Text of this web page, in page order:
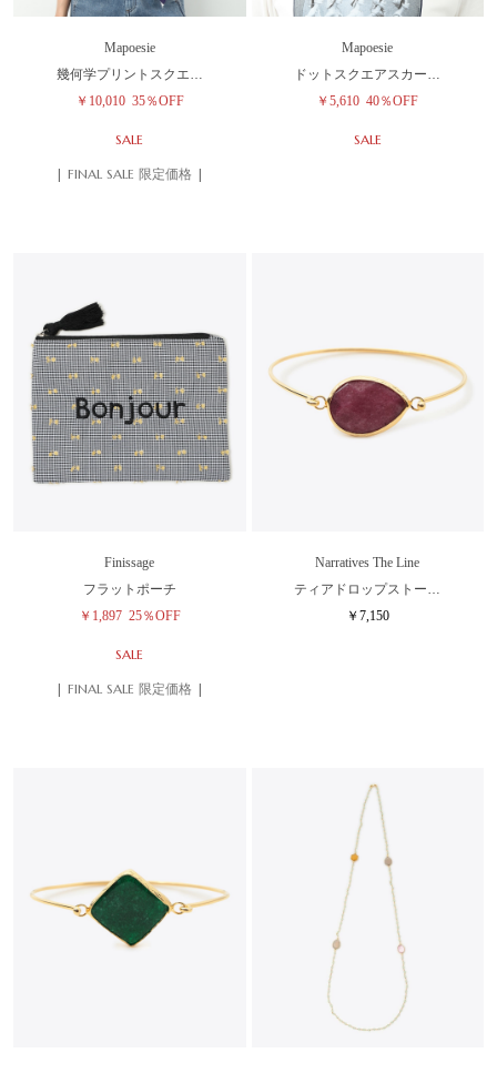
Mapoesie
幾何学プリントスクエ…
￥10,010 35％OFF
SALE
| FINAL SALE 限定価格 |
Mapoesie
ドットスクエアスカー…
￥5,610 40％OFF
SALE
Finissage
フラットポーチ
￥1,897 25％OFF
SALE
| FINAL SALE 限定価格 |
Narratives The Line
ティアドロップストー…
￥7,150